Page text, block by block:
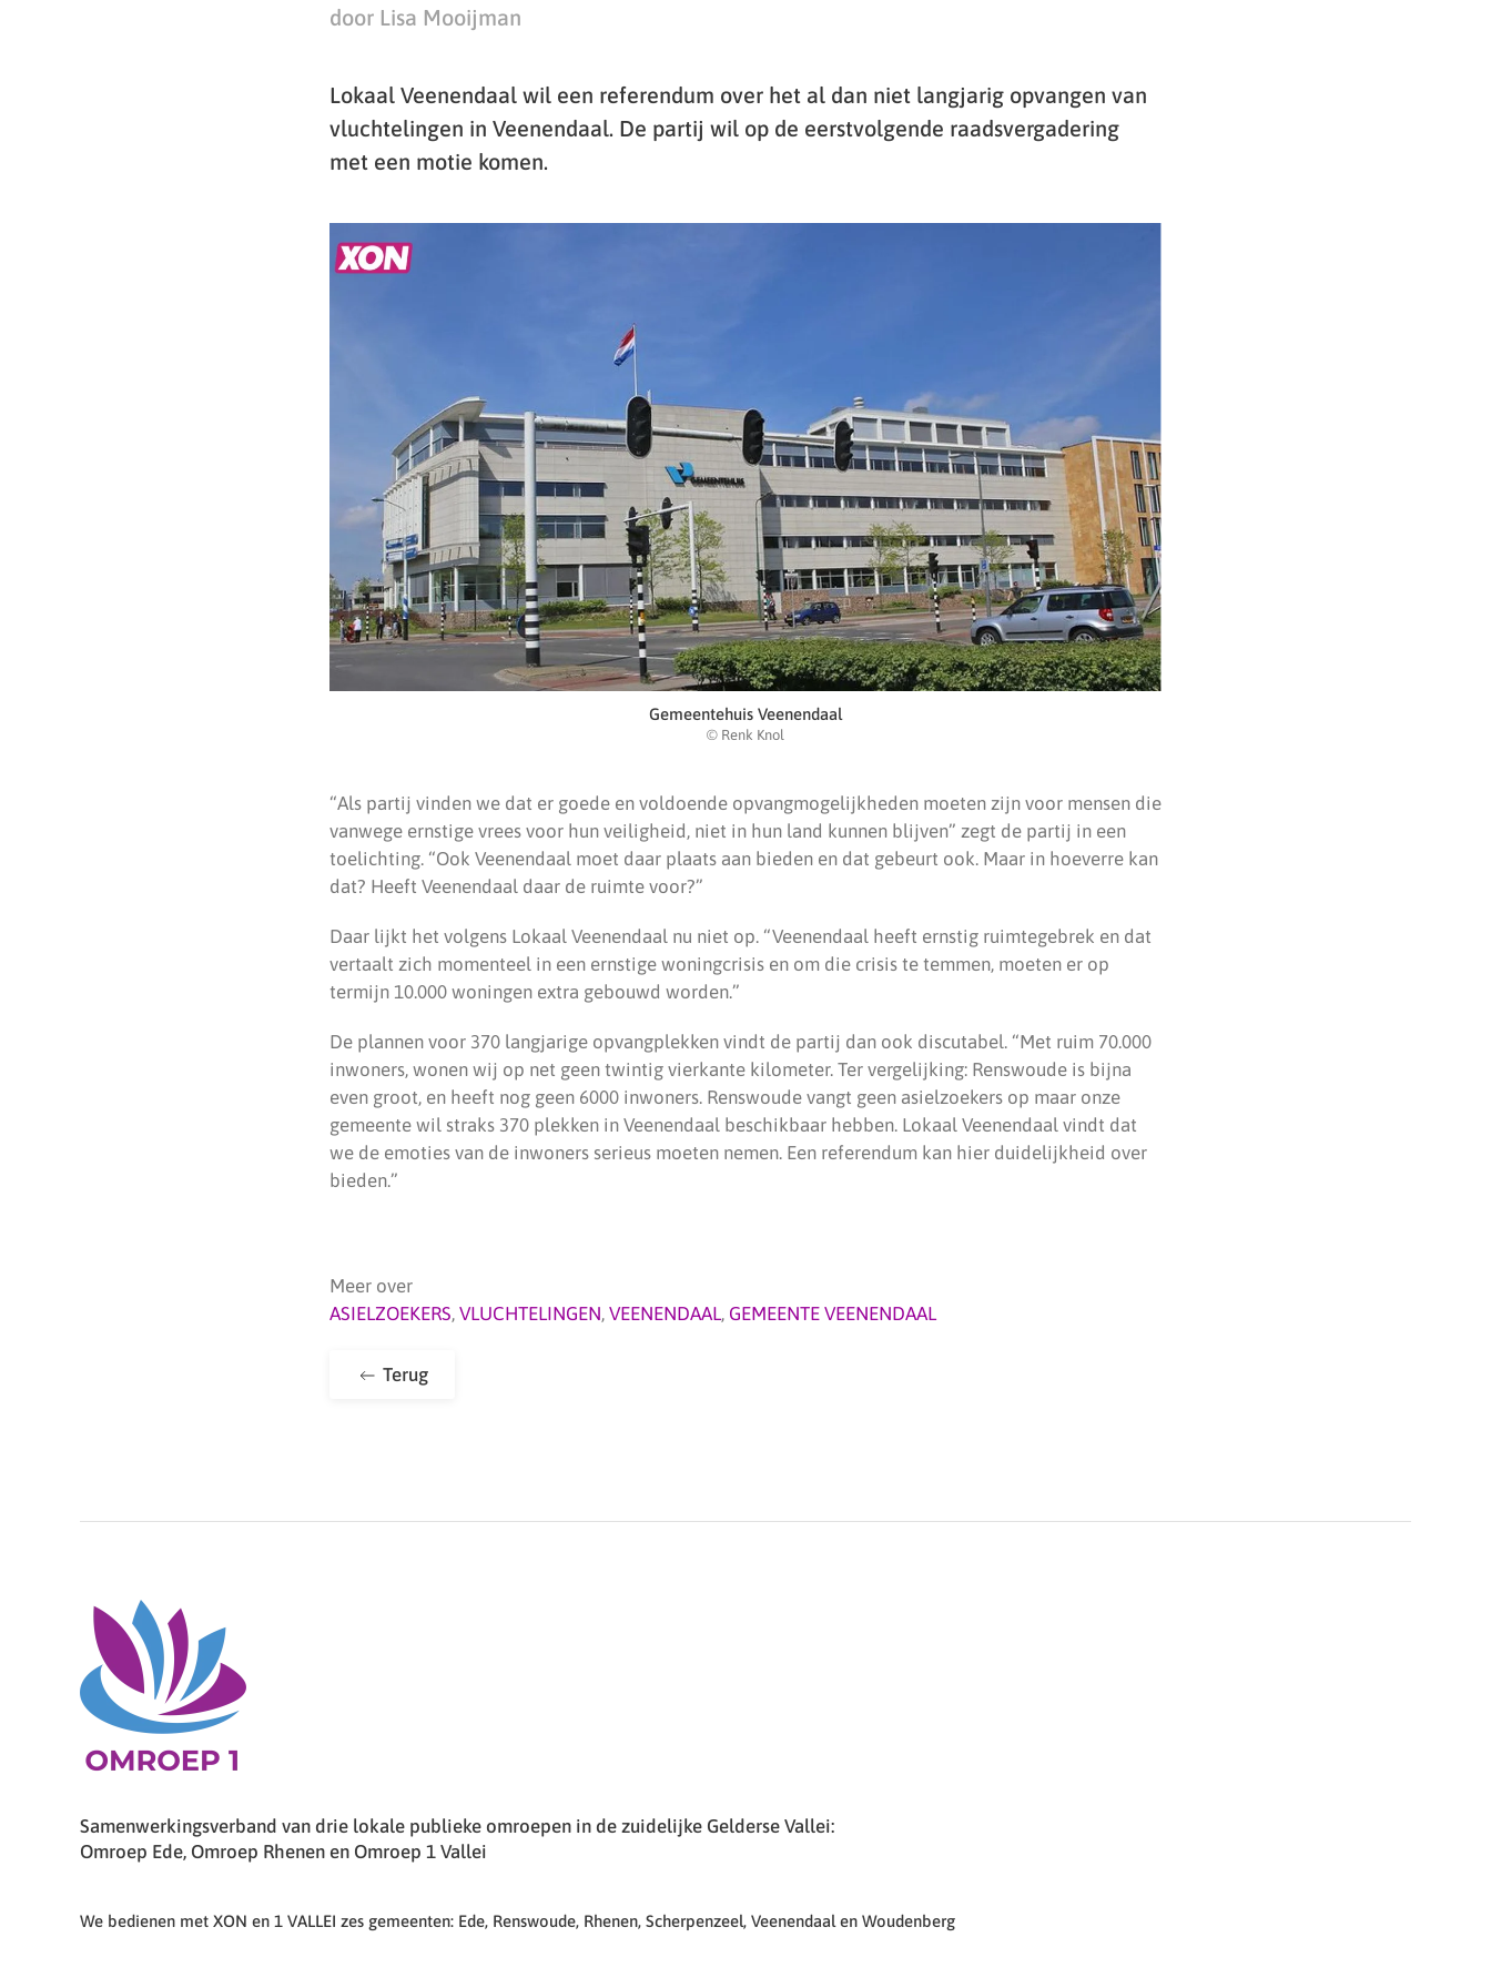
door Lisa Mooijman
Lokaal Veenendaal wil een referendum over het al dan niet langjarig opvangen van
vluchtelingen in Veenendaal. De partij wil op de eerstvolgende raadsvergadering
met een motie komen.
Gemeentehuis Veenendaal
© Renk Knol
“Als partij vinden we dat er goede en voldoende opvangmogelijkheden moeten zijn voor mensen die
vanwege ernstige vrees voor hun veiligheid, niet in hun land kunnen blijven” zegt de partij in een
toelichting. “Ook Veenendaal moet daar plaats aan bieden en dat gebeurt ook. Maar in hoeverre kan
dat? Heeft Veenendaal daar de ruimte voor?”
Daar lijkt het volgens Lokaal Veenendaal nu niet op. “Veenendaal heeft ernstig ruimtegebrek en dat
vertaalt zich momenteel in een ernstige woningcrisis en om die crisis te temmen, moeten er op
termijn 10.000 woningen extra gebouwd worden.”
De plannen voor 370 langjarige opvangplekken vindt de partij dan ook discutabel. “Met ruim 70.000
inwoners, wonen wij op net geen twintig vierkante kilometer. Ter vergelijking: Renswoude is bijna
even groot, en heeft nog geen 6000 inwoners. Renswoude vangt geen asielzoekers op maar onze
gemeente wil straks 370 plekken in Veenendaal beschikbaar hebben. Lokaal Veenendaal vindt dat
we de emoties van de inwoners serieus moeten nemen. Een referendum kan hier duidelijkheid over
bieden.”
Meer over
ASIELZOEKERS, VLUCHTELINGEN, VEENENDAAL, GEMEENTE VEENENDAAL
Terug
Samenwerkingsverband van drie lokale publieke omroepen in de zuidelijke Gelderse Vallei:
Omroep Ede, Omroep Rhenen en Omroep 1 Vallei
We bedienen met XON en 1 VALLEI zes gemeenten: Ede, Renswoude, Rhenen, Scherpenzeel, Veenendaal en Woudenberg